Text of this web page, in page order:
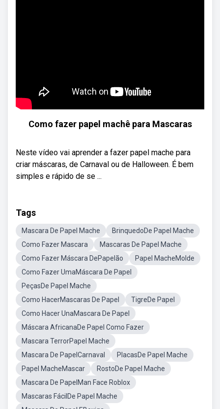
Como fazer papel machê para Mascaras
Neste vídeo vai aprender a fazer papel mache para
criar máscaras, de Carnaval ou de Halloween. É bem
simples e rápido de se ...
Tags
Mascara De Papel Mache
BrinquedoDe Papel Mache
Como Fazer Mascara
Mascaras De Papel Mache
Como Fazer Máscara DePapelão
Papel MacheMolde
Como Fazer UmaMáscara De Papel
PeçasDe Papel Mache
Como HacerMascaras De Papel
TigreDe Papel
Como Hacer UnaMascara De Papel
Máscara AfricanaDe Papel Como Fazer
Mascara TerrorPapel Mache
Mascara De PapelCarnaval
PlacasDe Papel Mache
Papel MacheMascar
RostoDe Papel Mache
Mascara De PapelMan Face Roblox
Mascaras FácilDe Papel Mache